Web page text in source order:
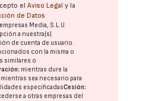
elAviso Legal y la
de Datos
Media, S.L.U.
a nuestra(s)
de cuenta de usuario.
con la misma o
similares o
mientras dure la
sea necesario para
especificadasCesión:
a otras empresas del